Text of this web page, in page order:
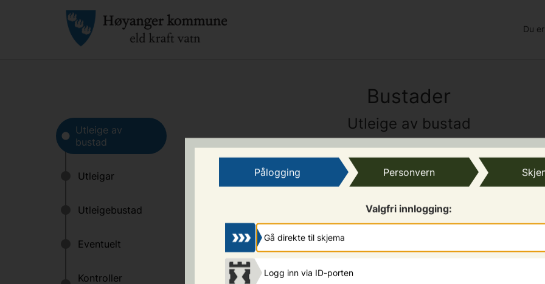
Pålogging Personvern
Valgfri innlogging:
Gå direkte til skjema
Logg inn via ID-porten
Du
Bustader
Utleige av bustad
Dersom du har husvære til utleige, ber vi om at du registrerer dette her.
Registreringa er uforpliktande både for deg og for kommunen. Du blir
vert aktuelt for kommunen å leige bustad av deg.